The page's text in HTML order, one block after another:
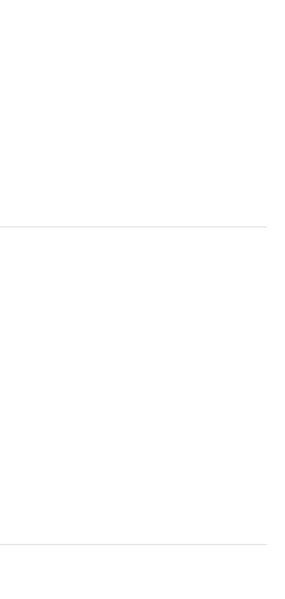
kan rätt
för att undvika
och vintern. Läs